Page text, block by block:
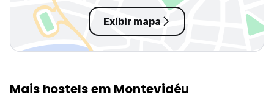
Exibir mapa
Mais hostels em Montevidéu